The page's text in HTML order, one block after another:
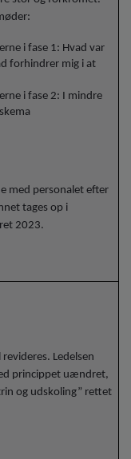
i fase 1: Hvad var
forhindrer mig i at
i fase 2: I mindre
med personalet efter
tages op i
2023.
Ledelsen
princippet uændret,
og udskoling” rettet